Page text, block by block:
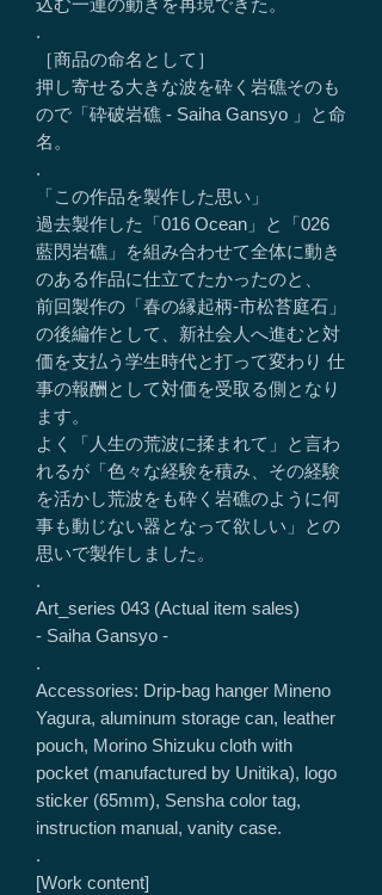
込む一連の動きを再現できた。
.
［商品の命名として］
押し寄せる大きな波を砕く岩礁そのも
ので「砕破岩礁 - Saiha Gansyo 」と命
名。
.
「この作品を製作した思い」
過去製作した「016 Ocean」と「026
藍閃岩礁」を組み合わせて全体に動き
のある作品に仕立てたかったのと、
前回製作の「春の縁起柄-市松苔庭石」
の後編作として、新社会人へ進むと対
価を支払う学生時代と打って変わり 仕
事の報酬として対価を受取る側となり
ます。
よく「人生の荒波に揉まれて」と言わ
れるが「色々な経験を積み、その経験
を活かし荒波をも砕く岩礁のように何
事も動じない器となって欲しい」との
思いで製作しました。
.
Art_series 043 (Actual item sales)
- Saiha Gansyo -
.
Accessories: Drip-bag hanger Mineno
Yagura, aluminum storage can, leather
pouch, Morino Shizuku cloth with
pocket (manufactured by Unitika), logo
sticker (65mm), Sensha color tag,
instruction manual, vanity case.
.
[Work content]